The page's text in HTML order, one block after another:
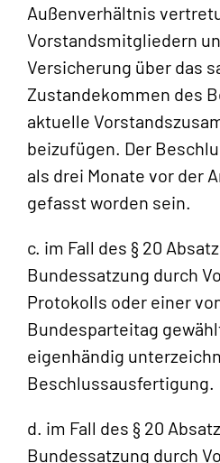
Außenverhältnis
Vorstandsmitgliedern
Versicherung über das
Zustandekommen des
aktuelle
beizufügen. Der
als drei Monate vor der
gefasst worden sein.
c. im Fall des § 20
Bundessatzung durch
Protokolls oder einer
Bundesparteitag
eigenhändig
Beschlussausfertigung.
d. im Fall des § 20
Bundessatzung durch